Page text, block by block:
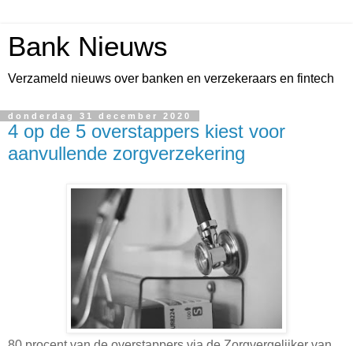
Bank Nieuws
Verzameld nieuws over banken en verzekeraars en fintech
donderdag 31 december 2020
4 op de 5 overstappers kiest voor
aanvullende zorgverzekering